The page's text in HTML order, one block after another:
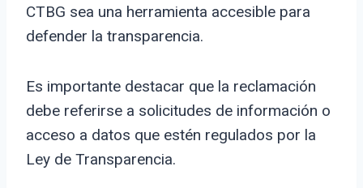
CTBG sea una herramienta accesible para
defender la transparencia.
Es importante destacar que la reclamación
debe referirse a solicitudes de información o
acceso a datos que estén regulados por la
Ley de Transparencia.